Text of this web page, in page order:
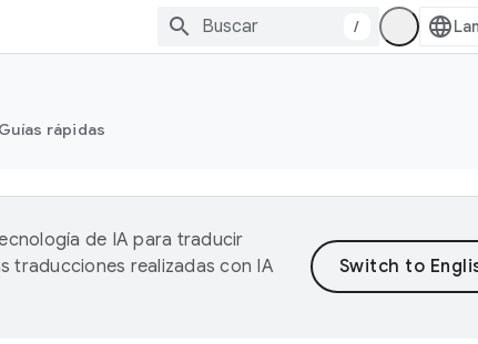
/
Guías rápidas
de IA para traducir
traducciones realizadas con IA